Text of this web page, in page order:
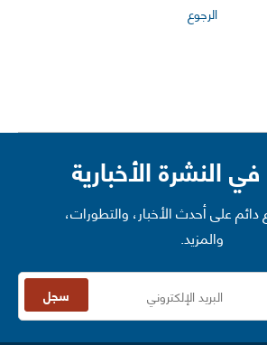
الرجوع
النشرة الأخبارية
على أحدث الأخبار، والتطورات،
والمزيد.
سجل